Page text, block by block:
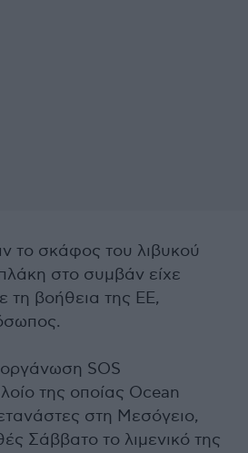
το σκάφος του λιβυκού
στο συμβάν είχε
τη βοήθεια της ΕΕ,
SOS
της οποίας Ocean
στη Μεσόγειο,
Σάββατο το λιμενικό της